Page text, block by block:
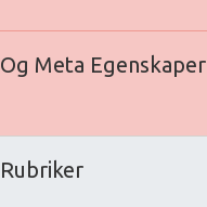
Og Meta Egenskaper
Rubriker